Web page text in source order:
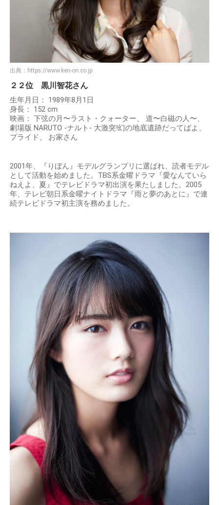
出典： https://www.ken-on.co.jp
２２位 黒川智花さん
生年月日： 1989年8月1日
身長： 152 cm
映画： 下弦の月〜ラスト・クォーター、 道〜白磁の人〜、
劇場版 NARUTO -ナルト- 大激突!幻の地底遺跡だってばよ、
プライド、 お家さん
2001年、『りぼん』モデルグランプリに選ばれ、読者モデル
として活動を始めました。TBS系金曜ドラマ『愛なんていら
ねえよ、夏』でテレビドラマ初出演を果たしました。2005
年、テレビ朝日系金曜ナイトドラマ『雨と夢のあとに』で連
続テレビドラマ初主演を務めました。